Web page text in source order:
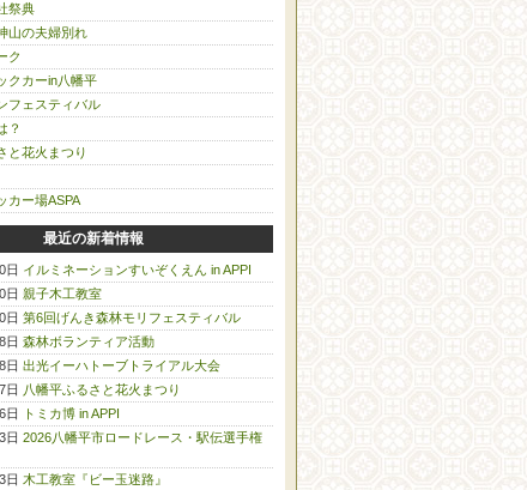
祭典
山の夫婦別れ
ク
クカーin八幡平
フェスティバル
？
と花火まつり
カー場ASPA
最近の新着情報
日 イルミネーションすいぞくえん in APPI
日 親子木工教室
日 第6回げんき森林モリフェスティバル
日 森林ボランティア活動
日 出光イーハトーブトライアル大会
日 八幡平ふるさと花火まつり
日
トミカ博 in APPI
日 2026八幡平市ロードレース・駅伝選手権
日 木工教室『ビー玉迷路』